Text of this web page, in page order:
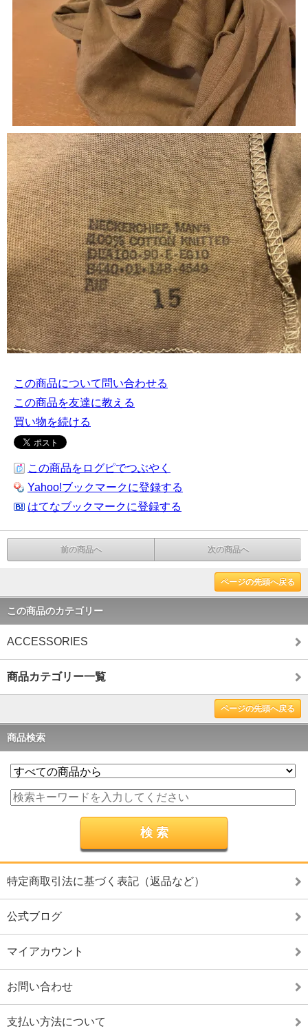
この商品について問い合わせる
この商品を友達に教える
買い物を続ける
この商品をログピでつぶやく
Yahoo!ブックマークに登録する
はてなブックマークに登録する
前の商品へ 次の商品へ
ページの先頭へ戻る
この商品のカテゴリー
ACCESSORIES
商品カテゴリー一覧
ページの先頭へ戻る
商品検索
特定商取引法に基づく表記（返品など）
公式ブログ
マイアカウント
お問い合わせ
支払い方法について